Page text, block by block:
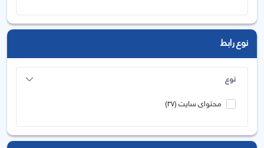
نوع رابط
نوع
محتوای سایت(37)